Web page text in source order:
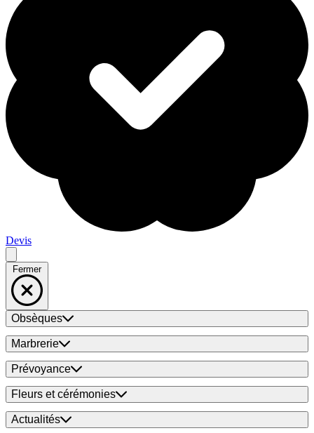
Devis
Fermer
Obsèques
Marbrerie
Prévoyance
Fleurs et cérémonies
Actualités